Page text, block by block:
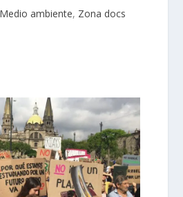
Medio ambiente, Zona docs